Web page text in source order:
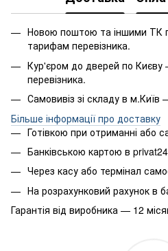
Новою поштою та іншими ТК
тарифам перевізника.
Кур'єром до дверей по Києву
перевізника.
Самовивіз зі складу в
Більше інформації про доставку
Готівкою при отриманні або
Банківською картою в
Через касу або термінал
На розрахунковий рахунок в
Гарантія від виробника — 12